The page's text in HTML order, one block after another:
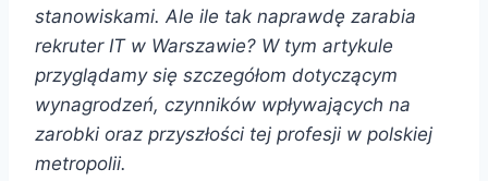
stanowiskami. Ale ile tak naprawdę zarabia
rekruter IT w Warszawie? W tym artykule
przyglądamy się szczegółom dotyczącym
wynagrodzeń, czynników wpływających na
zarobki oraz przyszłości tej profesji w polskiej
metropolii.